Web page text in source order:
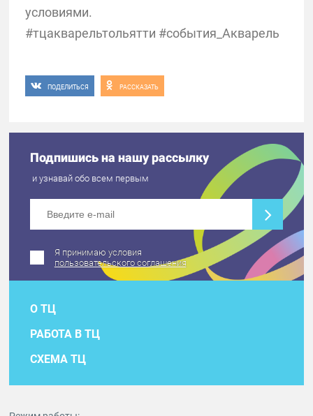
условиями.
#тцакварельтольятти #события_Акварель
ПОДЕЛИТЬСЯ РАССКАЗАТЬ
Подпишись на нашу рассылку
и узнавай обо всем первым
Я принимаю условия
пользовательского соглашения
О ТЦ
РАБОТА В ТЦ
СХЕМА ТЦ